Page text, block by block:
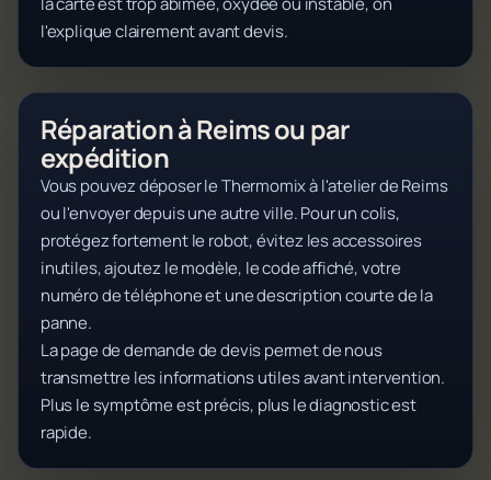
l'explique clairement avant devis.
Réparation à Reims ou par
expédition
Vous pouvez déposer le Thermomix à l'atelier de Reims
ou l'envoyer depuis une autre ville. Pour un colis,
protégez fortement le robot, évitez les accessoires
inutiles, ajoutez le modèle, le code affiché, votre
numéro de téléphone et une description courte de la
panne.
La page de demande de devis permet de nous
transmettre les informations utiles avant intervention.
Plus le symptôme est précis, plus le diagnostic est
rapide.